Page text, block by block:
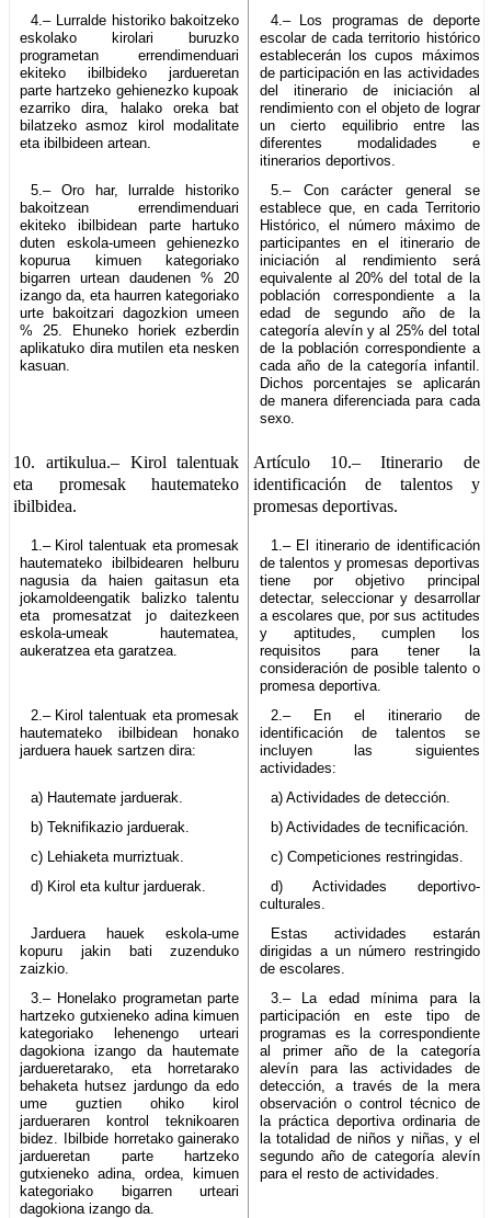
4.– Lurralde historiko bakoitzeko
eskolako kirolari buruzko
programetan errendimenduari
ekiteko ibilbideko jardueretan
parte hartzeko gehienezko kupoak
ezarriko dira, halako oreka bat
bilatzeko asmoz kirol modalitate
eta ibilbideen artean.
4.– Los programas de deporte
escolar de cada territorio histórico
establecerán los cupos máximos
de participación en las actividades
del itinerario de iniciación al
rendimiento con el objeto de lograr
un cierto equilibrio entre las
diferentes modalidades e
itinerarios deportivos.
5.– Oro har, lurralde historiko
bakoitzean errendimenduari
ekiteko ibilbidean parte hartuko
duten eskola-umeen gehienezko
kopurua kimuen kategoriako
bigarren urtean daudenen % 20
izango da, eta haurren kategoriako
urte bakoitzari dagozkion umeen
% 25. Ehuneko horiek ezberdin
aplikatuko dira mutilen eta nesken
kasuan.
5.– Con carácter general se
establece que, en cada Territorio
Histórico, el número máximo de
participantes en el itinerario de
iniciación al rendimiento será
equivalente al 20% del total de la
población correspondiente a la
edad de segundo año de la
categoría alevín y al 25% del total
de la población correspondiente a
cada año de la categoría infantil.
Dichos porcentajes se aplicarán
de manera diferenciada para cada
sexo.
10. artikulua.– Kirol talentuak
eta promesak hautemateko
ibilbidea.
Artículo 10.–Itinerario de
identificación de talentos y
promesas deportivas.
1.– Kirol talentuak eta promesak
hautemateko ibilbidearen helburu
nagusia da haien gaitasun eta
jokamoldeengatik balizko talentu
eta promesatzat jo daitezkeen
eskola-umeak hautematea,
aukeratzea eta garatzea.
1.– El itinerario de identificación
de talentos y promesas deportivas
tiene por objetivo principal
detectar, seleccionar y desarrollar
a escolares que, por sus actitudes
y aptitudes, cumplen los
requisitos para tener la
consideración de posible talento o
promesa deportiva.
2.– Kirol talentuak eta promesak
hautemateko ibilbidean honako
jarduera hauek sartzen dira:
2.– En el itinerario de
identificación de talentos se
incluyen las siguientes
actividades:
a) Hautemate jarduerak.
a) Actividades de detección.
b) Teknifikazio jarduerak.
b) Actividades de tecnificación.
c) Lehiaketa murriztuak.
c) Competiciones restringidas.
d) Kirol eta kultur jarduerak.
d) Actividades deportivo-
culturales.
Jarduera hauek eskola-ume
kopuru jakin bati zuzenduko
zaizkio.
Estas actividades estarán
dirigidas a un número restringido
de escolares.
3.– Honelako programetan parte
hartzeko gutxieneko adina kimuen
kategoriako lehenengo urteari
dagokiona izango da hautemate
jardueretarako, eta horretarako
behaketa hutsez jardungo da edo
ume guztien ohiko kirol
jardueraren kontrol teknikoaren
bidez. Ibilbide horretako gainerako
jardueretan parte hartzeko
gutxieneko adina, ordea, kimuen
kategoriako bigarren urteari
dagokiona izango da.
3.– La edad mínima para la
participación en este tipo de
programas es la correspondiente
al primer año de la categoría
alevín para las actividades de
detección, a través de la mera
observación o control técnico de
la práctica deportiva ordinaria de
la totalidad de niños y niñas, y el
segundo año de categoría alevín
para el resto de actividades.